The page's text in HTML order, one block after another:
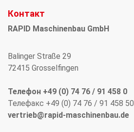
Контакт
RAPID Maschinenbau GmbH
Balinger Straße 29
72415 Grosselfingen
Телефон +49 (0) 74 76 / 91 458 0
Телефакс +49 (0) 74 76 / 91 458 50
vertrieb@rapid-maschinenbau.de